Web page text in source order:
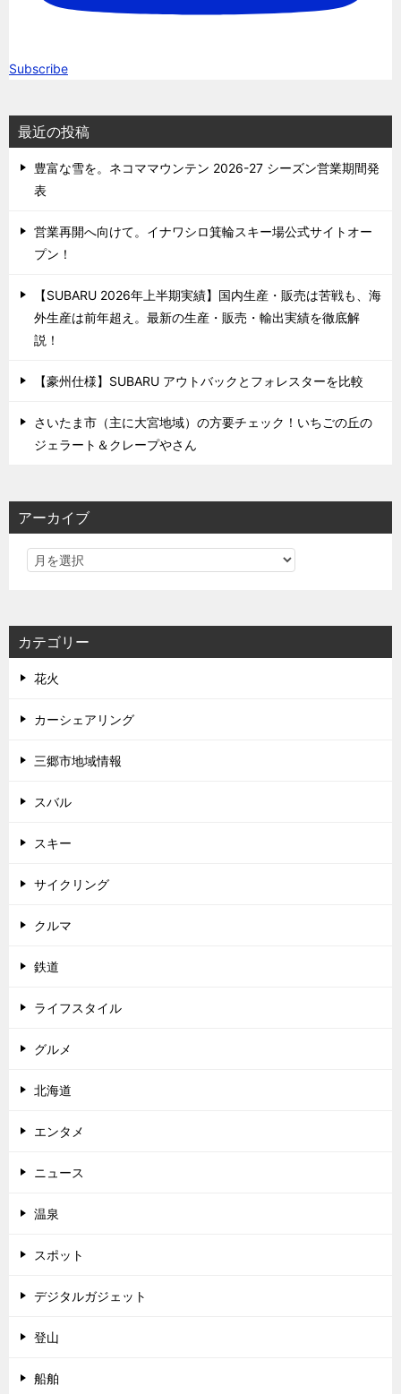
Subscribe
最近の投稿
豊富な雪を。ネコママウンテン 2026-27 シーズン営業期間発
表
営業再開へ向けて。イナワシロ箕輪スキー場公式サイトオー
プン！
【SUBARU 2026年上半期実績】国内生産・販売は苦戦も、海
外生産は前年超え。最新の生産・販売・輸出実績を徹底解
説！
【豪州仕様】SUBARU アウトバックとフォレスターを比較
さいたま市（主に大宮地域）の方要チェック！いちごの丘の
ジェラート＆クレープやさん
アーカイブ
カテゴリー
花火
カーシェアリング
三郷市地域情報
スバル
スキー
サイクリング
クルマ
鉄道
ライフスタイル
グルメ
北海道
エンタメ
ニュース
温泉
スポット
デジタルガジェット
登山
船舶